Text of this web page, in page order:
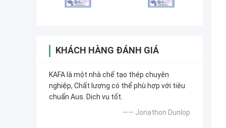
KHÁCH HÀNG ĐÁNH GIÁ
KAFA là một nhà chế tạo thép chuyên
nghiệp, Chất lượng có thể phù hợp với tiêu
chuẩn Aus. Dịch vụ tốt.
—— Jonathon Dunlop